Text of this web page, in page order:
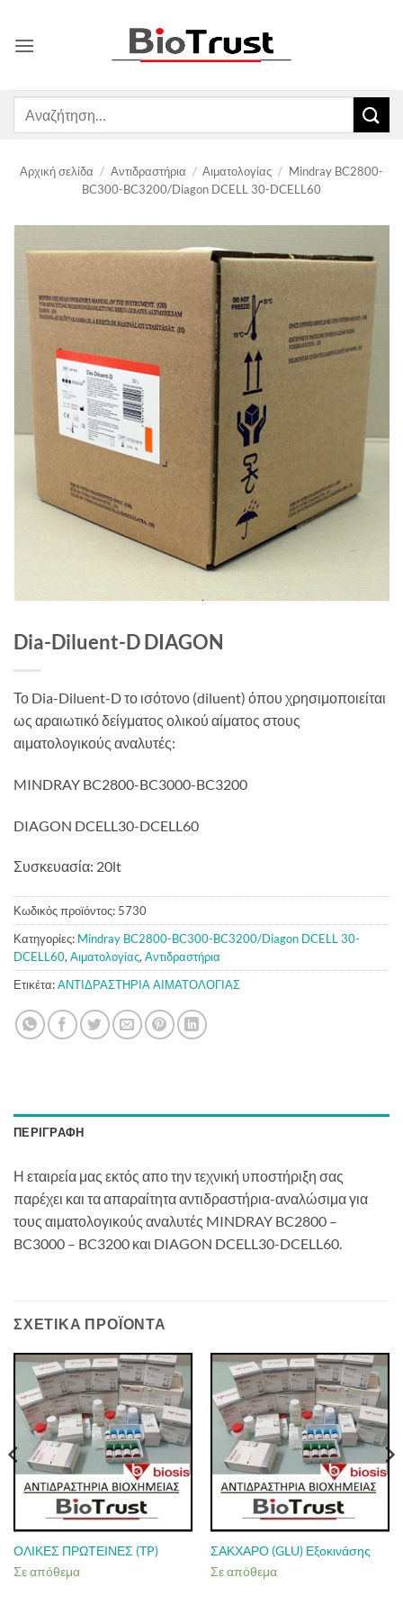
περιεχόμενο
Αναζήτηση
Αρχική σελίδα / Αντιδραστήρια / Αιματολογίας / Mindray BC2800-
BC300-BC3200/Diagon DCELL 30-DCELL60
Dia-Diluent-D DIAGON
Το Dia-Diluent-D το ισότονο (diluent) όπου χρησιμοποιείται
ως αραιωτικό δείγματος ολικού αίματος στους
αιματολογικούς αναλυτές:
MINDRAY BC2800-BC3000-BC3200
DIAGON DCELL30-DCELL60
Συσκευασία: 20lt
Κωδικός προϊόντος: 5730
Κατηγορίες: Mindray BC2800-BC300-BC3200/Diagon DCELL 30-
DCELL60, Αιματολογίας, Αντιδραστήρια
Ετικέτα:ΑΝΤΙΔΡΑΣΤΗΡΙΑ ΑΙΜΑΤΟΛΟΓΙΑΣ
ΠΕΡΙΓΡΑΦΉ
Η εταιρεία μας εκτός απο την τεχνική υποστήριξη σας
παρέχει και τα απαραίτητα αντιδραστήρια-αναλώσιμα για
τους αιματολογικούς αναλυτές MINDRAY BC2800 –
BC3000 – BC3200 και DIAGON DCELL30-DCELL60.
ΣΧΕΤΙΚΆ ΠΡΟΪΌΝΤΑ
ΟΛΙΚΕΣ ΠΡΩΤΕΙΝΕΣ (TP)
Σε απόθεμα
ΣΑΚΧΑΡΟ (GLU) Εξοκινάσης
Σε απόθεμα